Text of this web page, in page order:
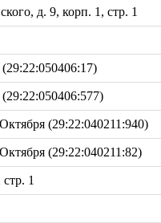
д. 9, корп. 1, стр. 1
(29:22:040211:940)
(29:22:040211:82)
1